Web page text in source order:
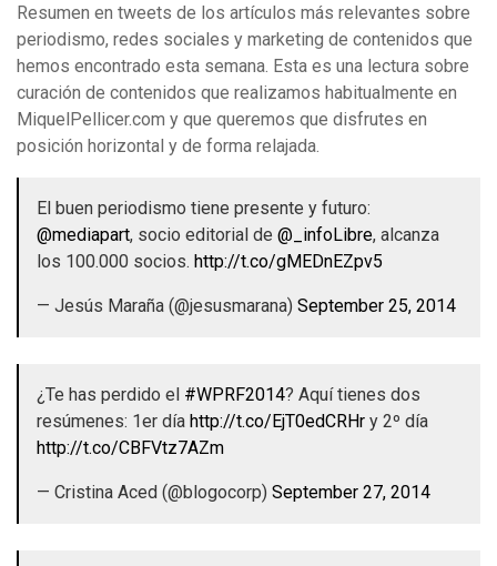
Resumen en tweets de los artículos más relevantes sobre
periodismo, redes sociales y marketing de contenidos que
hemos encontrado esta semana. Esta es una lectura sobre
curación de contenidos que realizamos habitualmente en
MiquelPellicer.com y que queremos que disfrutes en
posición horizontal y de forma relajada.
El buen periodismo tiene presente y futuro:
@mediapart, socio editorial de @_infoLibre, alcanza
los 100.000 socios. http://t.co/gMEDnEZpv5
— Jesús Maraña (@jesusmarana) September 25, 2014
¿Te has perdido el #WPRF2014? Aquí tienes dos
resúmenes: 1er día http://t.co/EjT0edCRHr y 2º día
http://t.co/CBFVtz7AZm
— Cristina Aced (@blogocorp) September 27, 2014